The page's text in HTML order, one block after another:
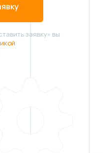
заявку» вы